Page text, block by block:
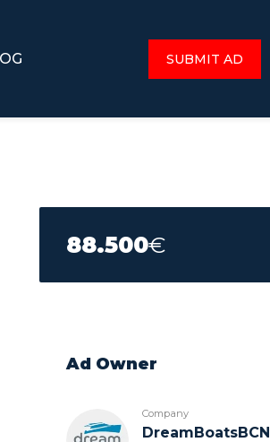
SUBMIT AD
88.500€
Ad Owner
Company
DreamBoatsBCN